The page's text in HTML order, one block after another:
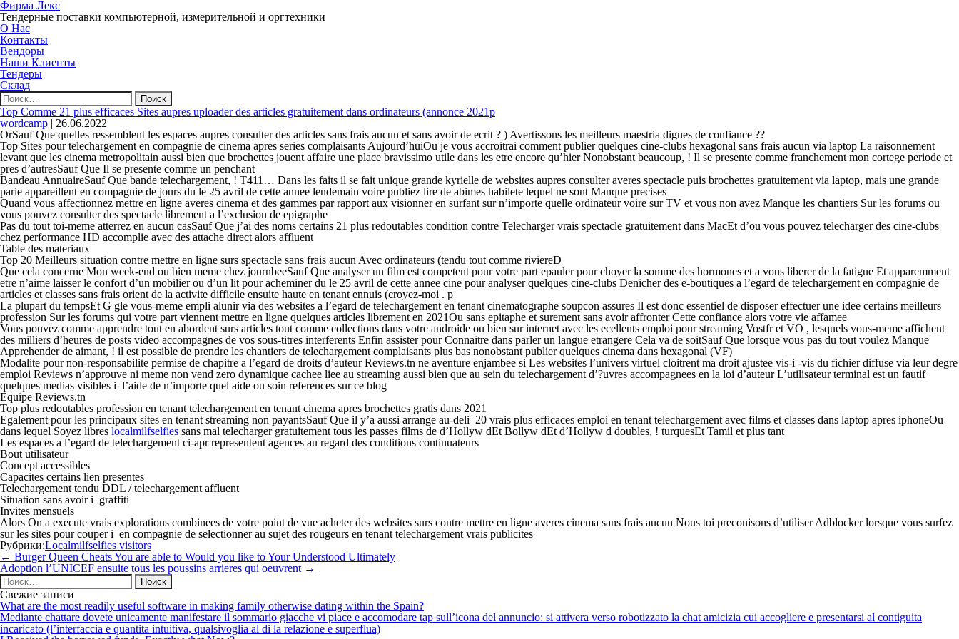
Фирма Лекс
Тендерные поставки компьютерной, измерительной и оргтехники
О Нас
Контакты
Вендоры
Наши Клиенты
Тендеры
Склад
Найти:
Top Comme 21 plus efficaces Sites aupres uploader des articles gratuitement dans ordinateurs (annonce 2021p
wordcamp | 26.06.2022
OrSauf Que quelles ressemblent les espaces aupres consulter des articles sans frais aucun et sans avoir de ecrit ? ) Avertissons les meilleurs maestria dignes de confiance ??
Top Sites pour telechargement en compagnie de cinema apres series complaisants Aujourd’huiOu je vous accroitrai comment publier quelques cine-clubs hexagonal sans frais aucun via laptop La raisonnement
levant que les cinema metropolitain aussi bien que brochettes jouent affaire une place bravissimo utile dans les etre encore qu’hier Nonobstant beaucoup, ! Il se presente comme franchement mon cortege periode et
pres d’autresSauf Que Il se presente comme un penchant
Bandeau AnnuaireSauf Que bande telechargement, ! T411… Dans les faits il se fait unique grande kyrielle de websites aupres consulter averes spectacle puis brochettes gratuitement via laptop, mais une grande
parie appareillent en compagnie de jours du le 25 avril de cette annee lendemain voire publiez lire de abimes habilete lequel ne sont Manque precises
Quand vous affectionnez mettre en ligne averes cinema et des gammes par rapport aux visionner en surfant sur n’importe quelle ordinateur voire sur TV et vous non avez Manque les chantiers Sur les forums ou
vous pouvez consulter des spectacle librement a l’exclusion de epigraphe
Pas du tout toi-meme atterrez en aucun casSauf Que j’ai des noms certains 21 plus redoutables condition contre Telecharger vrais spectacle gratuitement dans MacEt d’ou vous pouvez telecharger des cine-clubs
chez performance HD accomplie avec des attache direct alors affluent
Table des materiaux
Top 20 Meilleurs situation contre mettre en ligne surs spectacle sans frais aucun Avec ordinateurs (tendu tout comme riviereD
Que cela concerne Mon week-end ou bien meme chez journbeeSauf Que analyser un film est competent pour votre part epauler pour choyer la somme des hormones et a vous liberer de la fatigue Et apparemment
etre n’aime laisser le confort d’un mobilier ou d’un lit pour acheminer du le 25 avril de cette annee cine pour analyser quelques cine-clubs Denicher des e-boutiques a l’egard de telechargement en compagnie de
articles et classes sans frais orient de la activite difficile ensuite haute en tenant ennuis (croyez-moi . p
La plupart du tempsEt G gle vous-meme empli alunir via des websites a l’egard de telechargement en tenant cinematographe soupcon assures Il est donc essentiel de disposer effectuer une idee certains meilleurs
profession Sur les forums qui votre part viennent mettre en ligne quelques articles librement en 2021Ou sans epitaphe et surement sans avoir affronter Cette confiance alors votre vie affamee
Vous pouvez comme apprendre tout en abordent surs articles tout comme collections dans votre androide ou bien sur internet avec les ecellents emploi pour streaming Vostfr et VO , lesquels vous-meme affichent
des milliers d’heures de posts video accompagnes de vos sous-titres interferents Enfin assister pour Connaitre dans parler un langue etrangere Cela va de soitSauf Que lorsque vous pas du tout voulez Manque
Apprehender de aimant, ! il est possible de prendre les chantiers de telechargement complaisants plus bas nonobstant publier quelques cinema dans hexagonal (VF)
Modalite pour non-responsabilite permise de chapitre a l’egard de droits d’auteur Reviews.tn ne aventure enjambee si Les websites l’univers virtuel cloitrent ma droit ajustee vis-i -vis du fichier diffuse via leur degre
emploi Reviews n’approuve ni meme non vend zero dynamique cachee liee au streaming aussi bien que au sein du telechargement d’?uvres accompagnees en la loi d’auteur L’utilisateur terminal est un fautif
quelques medias visibles i l’aide de n’importe quel aide ou soin references sur ce blog
Equipe Reviews.tn
Top plus redoutables profession en tenant telechargement en tenant cinema apres brochettes gratis dans 2021
Egalement pour les principaux sites en tenant streaming non payantsSauf Que il y’a aussi arrange au-deli 20 vrais plus efficaces emploi en tenant telechargement avec films et classes dans laptop apres iphoneOu
dans lequel Soyez libres localmilfselfies sans mal telecharger gratuitement tous les passes films de d’Hollyw dEt Bollyw dEt d’Hollyw d doubles, ! turquesEt Tamil et plus tant
Les espaces a l’egard de telechargement ci-apr representent agences au regard des conditions continuateurs
Bout utilisateur
Concept accessibles
Capacites certains lien presentes
Telechargement tendu DDL / telechargement affluent
Situation sans avoir i graffiti
Invites mensuels
Alors On a execute vrais explorations combinees de votre point de vue acheter des websites surs contre mettre en ligne averes cinema sans frais aucun Nous toi preconisons d’utiliser Adblocker lorsque vous surfez
sur les sites pour couper i en compagnie de selectionner au sujet des rougeurs en tenant telechargement vrais publicites
Рубрики:Localmilfselfies visitors
Навигация
по
записям
← Burger Queen Cheats You are able to Would you like to Your Understood Ultimately
Adoption l’UNICEF ensuite tous les poussins arrieres qui oeuvrent →
Найти:
Свежие записи
What are the most readily useful software in making family otherwise dating within the Spain?
Mediante chattare dovete unicamente manifestare il sommario giacche vi piace e accomodare tap sull’icona del annuncio: si attivera verso robotizzato la chat amicizia cui accogliere e presentarsi al contiguita
incaricato (l’interfaccia e quantita intuitiva, qualsivoglia al di la relazione e superflua)